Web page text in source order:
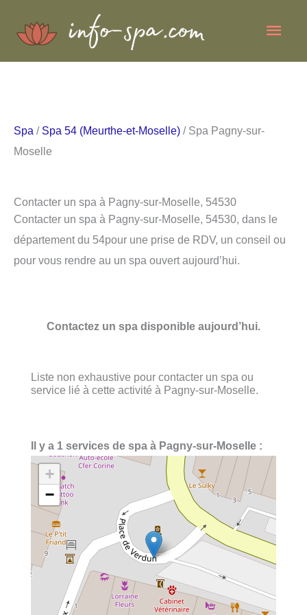
Spa / Spa 54 (Meurthe-et-Moselle) / Spa Pagny-sur-
Moselle
Contacter un spa à Pagny-sur-Moselle, 54530
Contacter un spa à Pagny-sur-Moselle, 54530, dans le
département du 54pour une prise de RDV, un conseil ou
pour vous rendre au un spa ouvert aujourd’hui.
Contactez un spa disponible aujourd’hui.
Liste non exhaustive pour contacter un spa ou
service lié à cette activité à Pagny-sur-Moselle.
Il y a 1 services de spa à Pagny-sur-Moselle :
+
−